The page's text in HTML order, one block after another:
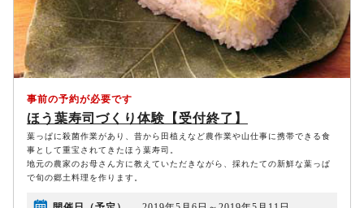
事前の予約が必要です
ほう葉寿司づくり体験【受付終了】
葉っぱに殺菌作業があり、昔から田植えなど農作業や山仕事に携帯できる食
事として重宝されてきたほう葉寿司。
地元の農家のお母さん方に教えていただきながら、採れたての新鮮な葉っぱ
で旬の郷土料理を作ります。